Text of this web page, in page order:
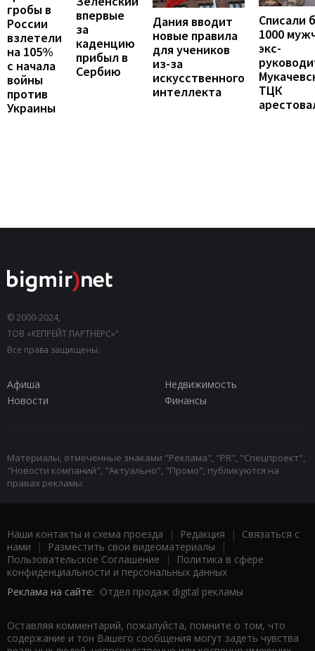
гробы в
России
взлетели
на 105%
с начала
войны
против
Украины
впервые
за
каденцию
прибыл в
Сербию
Дания вводит
новые правила
для учеников
из-за
искусственного
интеллекта
Списали
1000
экс-
ТЦК
© 2000-2024,
ТОВ «КЕПРЕЙТ ПАРТНЕРС»".
Все права защищены.
Афиша
Недвижимость
Новости
Финансы
Материалы, отмеченные знаками "Реклама", "PR", "Спецпроект",
"Новости компаний", "Актуально", "Промо", публикуются на
правах рекламы.
Наши контакты и схема проезда | Редакция | Связаться с
нами | Разместить свои видеоматериалы |
Пользовательское Соглашение |
Политика в сфере
конфиденциальности и персональных данных
Реклама на сайте: Отдел продаж digital рекламы
Оставляя комментарий, пожалуйста, помните о том, что
содержание и тон Вашего сообщения могут задеть чувства